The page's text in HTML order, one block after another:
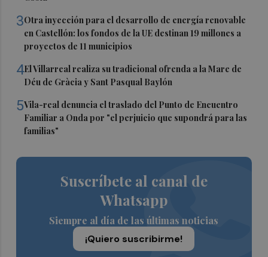
3Otra inyección para el desarrollo de energía renovable
en Castellón: los fondos de la UE destinan 19 millones a
proyectos de 11 municipios
4El Villarreal realiza su tradicional ofrenda a la Mare de
Déu de Gràcia y Sant Pasqual Baylón
5Vila-real denuncia el traslado del Punto de Encuentro
Familiar a Onda por "el perjuicio que supondrá para las
familias"
Suscríbete al canal de
Whatsapp
Siempre al día de las últimas noticias
¡Quiero suscribirme!